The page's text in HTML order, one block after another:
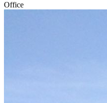
Office